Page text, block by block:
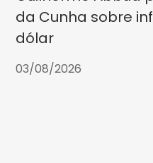
da Cunha sobre
dólar
03/08/2026